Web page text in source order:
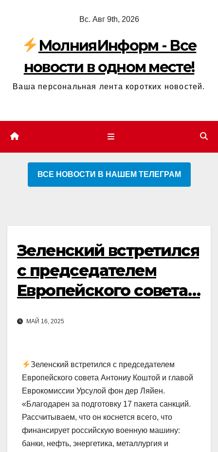
содержимому
Вс. Авг 9th, 2026
МолнияИнформ - Все
новости в одном месте!
Ваша персональная лента коротких новостей.
ВСЕ НОВОСТИ В НАШЕМ ТЕЛЕГРАМ
Зеленский встретился
с председателем
Европейского совета…
МАЙ 16, 2025
Зеленский встретился с председателем
Европейского совета Антониу Коштой и главой
Еврокомиссии Урсулой фон дер Ляйен.
«Благодарен за подготовку 17 пакета санкций.
Рассчитываем, что он коснется всего, что
финансирует российскую военную машину:
банки, нефть, энергетика, металлургия и